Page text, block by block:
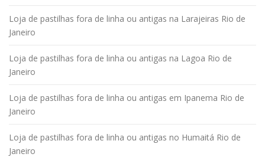
Loja de pastilhas fora de linha ou antigas na Larajeiras Rio de
Janeiro
Loja de pastilhas fora de linha ou antigas na Lagoa Rio de
Janeiro
Loja de pastilhas fora de linha ou antigas em Ipanema Rio de
Janeiro
Loja de pastilhas fora de linha ou antigas no Humaitá Rio de
Janeiro